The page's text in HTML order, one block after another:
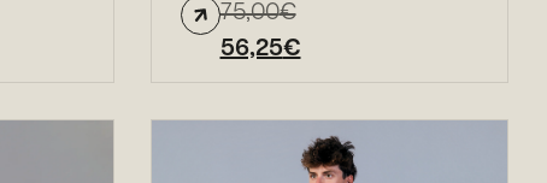
75,00€
56,25€